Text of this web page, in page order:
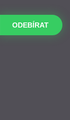
ODEBÍRAT